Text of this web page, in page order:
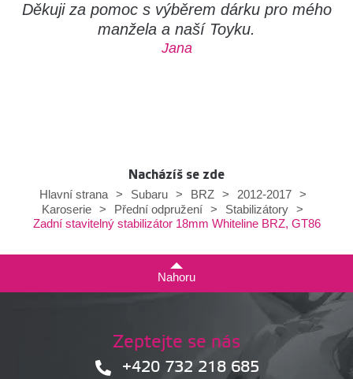
Děkuji za pomoc s výběrem dárku pro mého
manžela a naší Toyku.
Jana
Nacházíš se zde
Hlavní strana
> Subaru > BRZ > 2012-2017
>
Karoserie > Přední odpružení > Stabilizátory >
Zadní stavitelný stabilizátor 18mm Whiteline BRZ, GT86
Nahoru
Zeptejte se nás
+420 732 218 685